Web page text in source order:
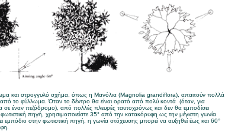
και στρογγυλό σχήμα, όπως η Mανόλια (Magnolia grandiflora), απαιτούν πολλά
το φύλλωμα. Όταν το δέντρο θα είναι ορατό από πολύ κοντά (όταν, για
σε έναν πεζόδρομο), από πολλές πλευρές ταυτοχρόνως και δεν θα εμποδίσει
φωτιστική πηγή, χρησιμοποιείστε 35° από την κατακόρυφη ως την μέγιστη γωνία
εμπόδιο στην φωτιστική πηγή, η γωνία στόχευσης μπορεί να αυξηθεί έως και 60°